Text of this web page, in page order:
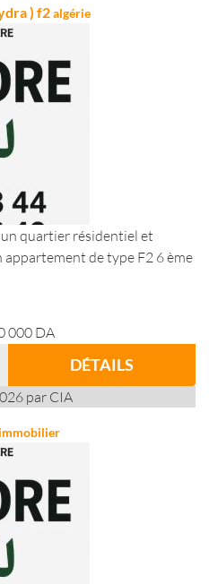
) f2algérie
quartier résidentiel et
appartement de type F2 6 ème
000 DA
DÉTAILS
par CIA
immobilier